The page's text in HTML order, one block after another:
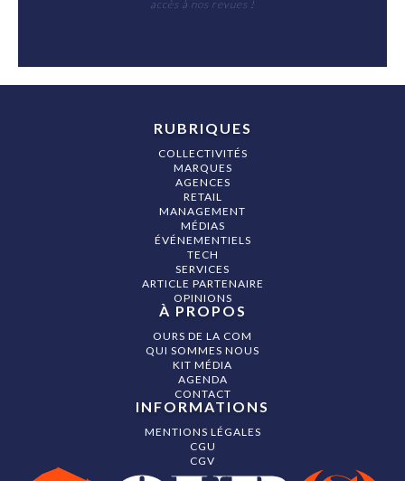
accès à nos revues !
RUBRIQUES
COLLECTIVITÉS
MARQUES
AGENCES
RETAIL
MANAGEMENT
MÉDIAS
ÉVÉNEMENTIELS
TECH
SERVICES
ARTICLE PARTENAIRE
OPINIONS
À PROPOS
OURS DE LA COM
QUI SOMMES NOUS
KIT MÉDIA
AGENDA
CONTACT
INFORMATIONS
MENTIONS LÉGALES
CGU
CGV